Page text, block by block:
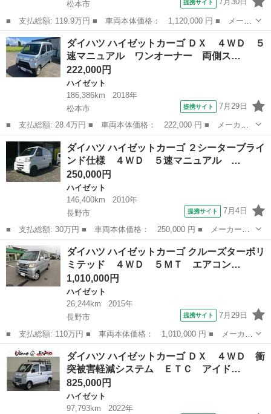
松本市
提携サイト
■ 支払総額: 119.9万円 ■ 車両本体価格： 1,120,000 円 ■ メーカ
ー名： ダイハツ ■ 車種名： ハイゼットトラック ■ グレード
名： スタンダード 農用スペシャル ４ＷＤ 届出済未使用車 衝
突被害軽減...
長野 松本市 ハイゼット
ダイハツ ハイゼットカーゴ ＤＸ ４ＷＤ ５
速マニュアル ワンオーナー 両側ス…
222,000円
ハイゼット
186,386km
2018年
松本市
提携サイト 7月29日
■ 支払総額: 28.4万円 ■ 車両本体価格： 222,000 円 ■ メーカー
名： ダイハツ ■ 車種名： ハイゼットカーゴ ■ グレード名：
ＤＸ ４ＷＤ ５速マニュアル ワンオーナー 両側スライドドア
アイドリング...
長野 松本市 ハイゼット
ダイハツ ハイゼットカーゴ ２シーターブライ
ンド仕様 ４ＷＤ ５速マニュアル …
250,000円
ハイゼット
146,400km
2010年
長野市
提携サイト 7月4日
■ 支払総額: 30万円 ■ 車両本体価格： 250,000 円 ■ メーカー
名： ダイハツ ■ 車種名： ハイゼットカーゴ ■ グレード名：
２シーターブラインド仕様 ４ＷＤ ５速マニュアル エアコン パ
ワーステアリング...
長野 長野市 ハイゼット
ダイハツ ハイゼットカーゴ クルーズターボリ
ミテッド ４ＷＤ ５ＭＴ エアコン…
1,010,000円
ハイゼット
26,244km
2015年
長野市
提携サイト 7月29日
■ 支払総額: 110万円 ■ 車両本体価格： 1,010,000 円 ■ メーカー
名： ダイハツ ■ 車種名： ハイゼットカーゴ ■ グレード名：
クルーズターボリミテッド ４ＷＤ ５ＭＴ エアコン パワーステ
アリング ...
長野 長野市 ハイゼット
ダイハツ ハイゼットカーゴ ＤＸ ４ＷＤ 衝
突被害軽減システム ＥＴＣ アイド…
825,000円
ハイゼット
97,793km
2022年